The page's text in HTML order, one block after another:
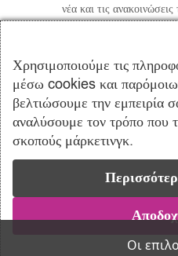
νέα και τις
Copyright ©
Λογοθεραπείας
Follow us
Χρησιμοποιούμε τις
μέσω cookies και
βελτιώσουμε την εμπειρία
αναλύσουμε τον τρόπο που
σκοπούς μάρκετινγκ.
Οι